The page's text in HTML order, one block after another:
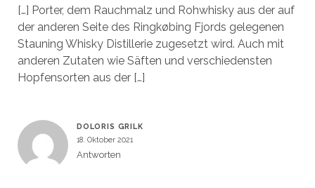
[…] Porter, dem Rauchmalz und Rohwhisky aus der auf
der anderen Seite des Ringkøbing Fjords gelegenen
Stauning Whisky Distillerie zugesetzt wird. Auch mit
anderen Zutaten wie Säften und verschiedensten
Hopfensorten aus der […]
DOLORIS GRILK
18. Oktober 2021
Antworten